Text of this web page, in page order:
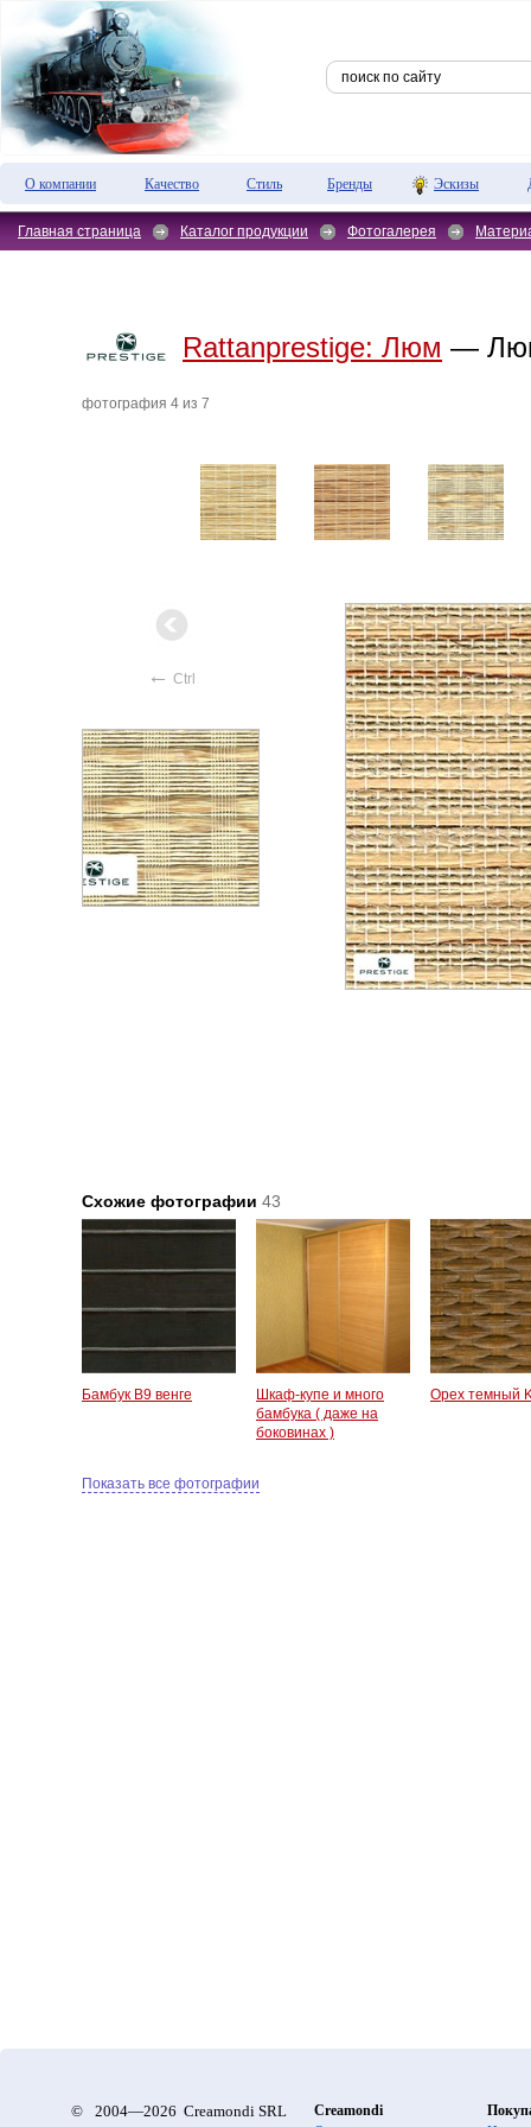
О компании Качество Стиль Бренды Эскизы
Главная страница Каталог продукции Фотогалерея
Rattanprestige: Люм —
фотография 4 из 7
← Ctrl
Схожие фотографии 43
Бамбук В9 венге
Шкаф-купе и много
бамбука ( даже на
боковинах )
Орех темный
Показать все фотографии
© 2004—2026 Creamondi SRL
Creamondi